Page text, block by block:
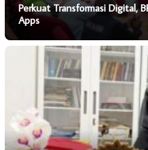
Perkuat Transformasi Digital,
Apps